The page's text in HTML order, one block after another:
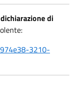
dichiarazione di
3210-